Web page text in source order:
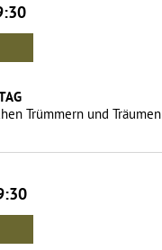
Trümmern und Träumen